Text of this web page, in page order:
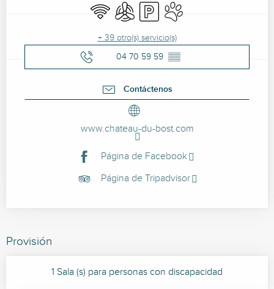
Wifi Aire Acondicionado
Aparcamiento
Se aceptan animales
+ 39 otro(s) servicio(s)
04 70 59 59 ▒▒
Contáctenos
www.chateau-du-bost.com
Página de Facebook
Página de Tripadvisor
Provisión
1 Sala (s) para personas con discapacidad